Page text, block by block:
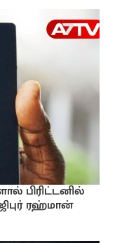
பிரிட்டனில்
ரஹ்மான்